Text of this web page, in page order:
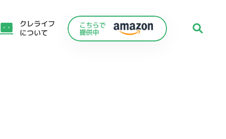
クレライフ
について